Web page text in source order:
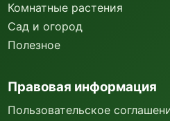
Комнатные растения
Сад и огород
Полезное
Правовая информация
Пользовательское